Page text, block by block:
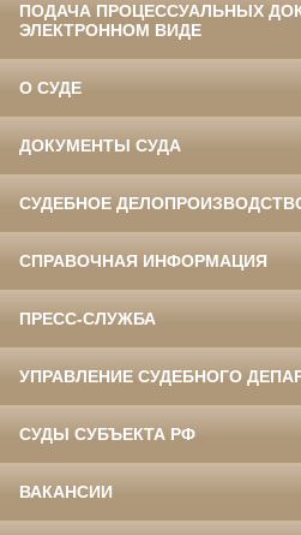
ПОДАЧА ПРОЦЕССУАЛЬНЫХ
ЭЛЕКТРОННОМ ВИДЕ
О СУДЕ
ДОКУМЕНТЫ СУДА
СУДЕБНОЕ
СПРАВОЧНАЯ ИНФОРМАЦИЯ
ПРЕСС-СЛУЖБА
УПРАВЛЕНИЕ СУДЕБНОГО
СУДЫ СУБЪЕКТА РФ
ВАКАНСИИ